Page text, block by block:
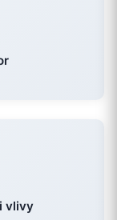
vlivy